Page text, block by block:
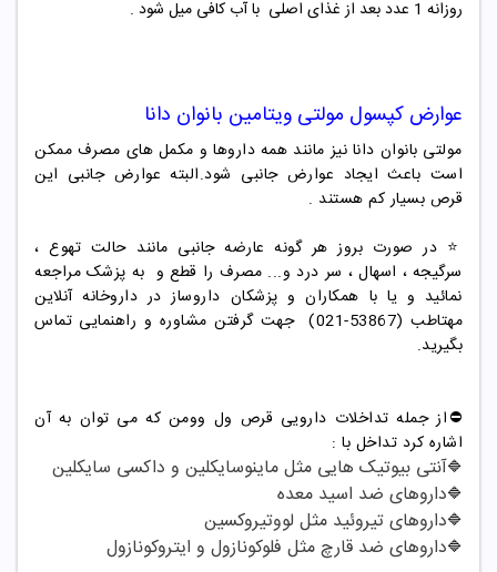
روزانه 1 عدد بعد از غذای اصلی با آب کافی میل شود .
عوارض کپسول مولتی ویتامین بانوان دانا
مولتی بانوان دانا نیز مانند همه داروها و مکمل های مصرف ممکن
است باعث ایجاد عوارض جانبی شود.البته عوارض جانبی این
قرص بسیار کم هستند .
⭐️ در صورت بروز هر گونه عارضه جانبی مانند حالت تهوع ،
سرگیجه ، اسهال ، سر درد و... مصرف را قطع و به پزشک مراجعه
نمائید و یا با همکاران و پزشکان داروساز در داروخانه آنلاین
مهتاطب (53867-021) جهت گرفتن مشاوره و راهنمایی تماس
بگیرید.
⛔️از جمله تداخلات دارویی قرص ول وومن که می توان به آن
اشاره کرد تداخل با :
🔷آنتی بیوتیک هایی مثل ماینوسایکلین و داکسی سایکلین
🔷داروهای ضد اسید معده
🔷داروهای تیروئید مثل لووتیروکسین
🔷داروهای ضد قارچ مثل فلوکونازول و ایتروکونازول